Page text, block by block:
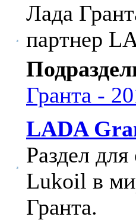
Лада
партнер
Гранта -
LADA
Раздел
Lukoil в
Гранта.